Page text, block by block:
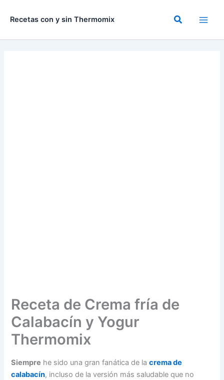
Recetas con y sin Thermomix Buscar
Receta de Crema fría de
Calabacín y Yogur
Thermomix
Siempre he sido una gran fanática de lacrema de
calabacín, incluso de la versión más saludable que no